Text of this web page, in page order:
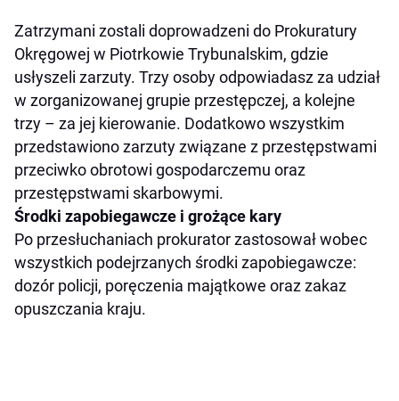
Zatrzymani zostali doprowadzeni do Prokuratury
Okręgowej w Piotrkowie Trybunalskim, gdzie
usłyszeli zarzuty. Trzy osoby odpowiadasz za udział
w zorganizowanej grupie przestępczej, a kolejne
trzy – za jej kierowanie. Dodatkowo wszystkim
przedstawiono zarzuty związane z przestępstwami
przeciwko obrotowi gospodarczemu oraz
przestępstwami skarbowymi.
Środki zapobiegawcze i grożące kary
Po przesłuchaniach prokurator zastosował wobec
wszystkich podejrzanych środki zapobiegawcze:
dozór policji, poręczenia majątkowe oraz zakaz
opuszczania kraju.